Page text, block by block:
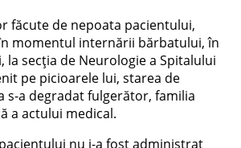
făcute de nepoata pacientului,
momentul internării bărbatului, în
la secția de Neurologie a Spitalului
pe picioarele lui, starea de
s-a degradat fulgerător, familia
a actului medical.
nu i-a fost administrat